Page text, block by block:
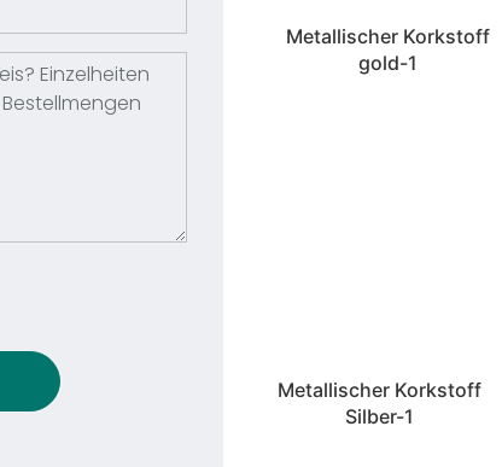
Metallischer Korkstoff
gold-1
Metallischer Korkstoff
Silber-1